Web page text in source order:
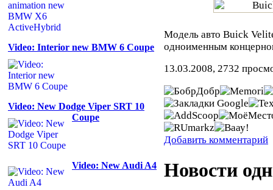
Video: Interior new BMW 6 Coupe
Video: New Dodge Viper SRT 10
Coupe
Video: New Audi A4
Модель авто Buick
одноименным
13.03.2008, 2732
Добавить комментарий
Новости